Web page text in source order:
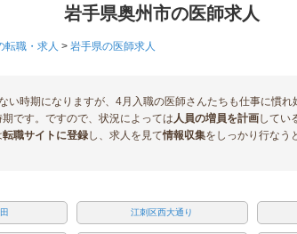
岩手県奥州市の医師求人
転職・求人 > 岩手県の医師求人
い時期になりますが、4月入職の医師さんたちも仕事に慣
です。ですので、状況によっては人員の増員を計画してい
転職サイトに登録し、求人を見て情報収集をしっかり行なう
江刺区西大通り